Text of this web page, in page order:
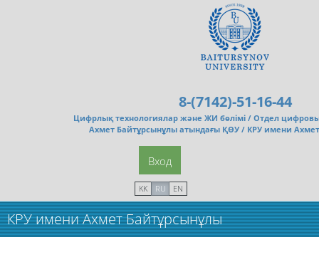
8-(7142)-51-16-44
Цифрлық технологиялар және ЖИ бөлімі / Отдел
Ахмет Байтұрсынұлы атындағы ҚӨУ / КРУ имени
Вход
KK RU EN
КРУ имени Ахмет Байтұрсынұлы